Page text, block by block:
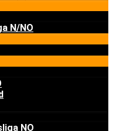
N/NO
NO